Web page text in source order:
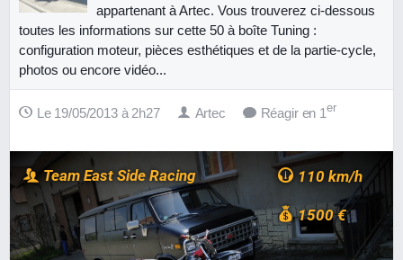
appartenant à Artec. Vous trouverez ci-dessous
toutes les informations sur cette 50 à boîte Tuning :
configuration moteur, pièces esthétiques et de la partie-cycle,
photos ou encore vidéo...
Le 19/05/2013 à 2h27 Artec Réagir en 1 er
Team East Side Racing 110 km/h
1500 €